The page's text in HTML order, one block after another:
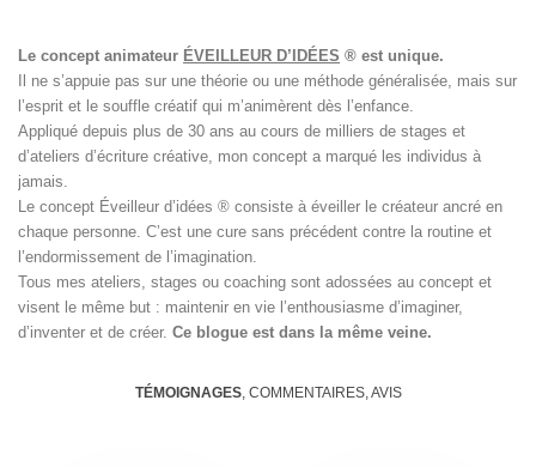
Le concept animateur ÉVEILLEUR D’IDÉES ® est unique.
Il ne s’appuie pas sur une théorie ou une méthode généralisée, mais sur
l’esprit et le souffle créatif qui m’animèrent dès l’enfance.
Appliqué depuis plus de 30 ans au cours de milliers de stages et
d’ateliers d’écriture créative, mon concept a marqué les individus à
jamais.
Le concept Éveilleur d’idées ® consiste à éveiller le créateur ancré en
chaque personne. C’est une cure sans précédent contre la routine et
l’endormissement de l’imagination.
Tous mes ateliers, stages ou coaching sont adossées au concept et
visent le même but : maintenir en vie l’enthousiasme d’imaginer,
d’inventer et de créer. Ce blogue est dans la même veine.
TÉMOIGNAGES, COMMENTAIRES, AVIS